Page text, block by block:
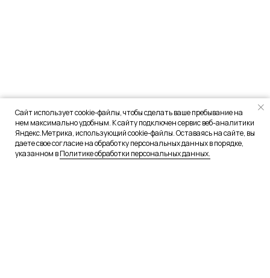
Сайт использует cookie-файлы, чтобы сделать ваше пребывание на
нем максимально удобным. К сайту подключен сервис веб-аналитики
Яндекс.Метрика, использующий cookie-файлы. Оставаясь на сайте, вы
даете свое согласие на обработку персональных данных в порядке,
указанном вПолитике обработки персональных данных.